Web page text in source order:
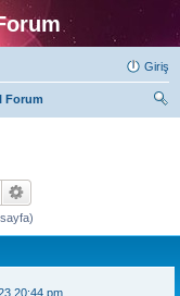
Giriş
Forum
sayfa)
20:44 pm